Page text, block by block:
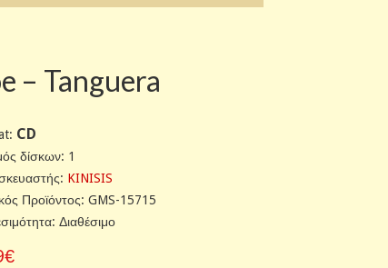
‎– Tanguera
CD
δίσκων: 1
KINISIS
Προϊόντος: GMS-15715
Διαθέσιμο